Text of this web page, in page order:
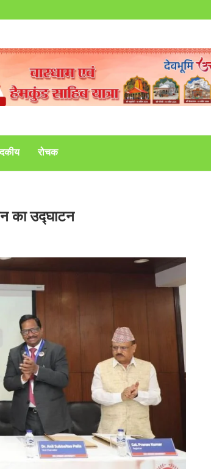
रोचक
का उद्घाटन